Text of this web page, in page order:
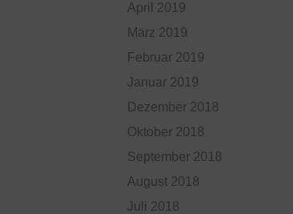
April 2019
März 2019
Februar 2019
Januar 2019
Dezember 2018
Oktober 2018
September 2018
August 2018
Juli 2018